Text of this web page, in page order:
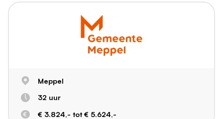
Meppel
32 uur
€ 3.824,- tot € 5.624,-